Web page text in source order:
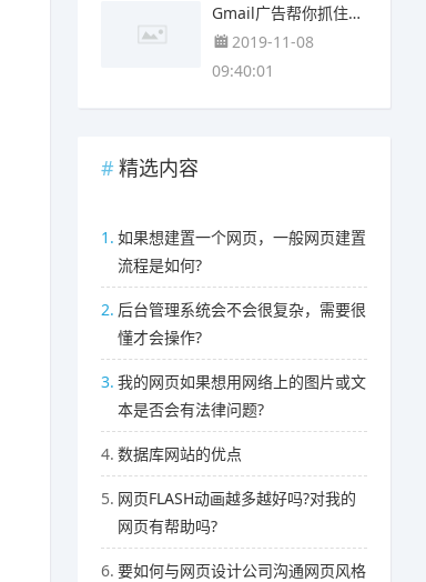
Gmail广告帮你抓住9亿商机(高端篇)
2019-11-08
09:40:01
精选内容
1. 如果想建置一个网页，一般网页建置
流程是如何?
2. 后台管理系统会不会很复杂，需要很
懂才会操作?
3. 我的网页如果想用网络上的图片或文
本是否会有法律问题?
4. 数据库网站的优点
5. 网页FLASH动画越多越好吗?对我的
网页有帮助吗?
6. 要如何与网页设计公司沟通网页风格